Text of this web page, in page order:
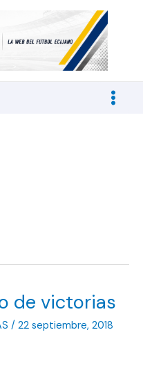
de victorias
/ 22 septiembre, 2018